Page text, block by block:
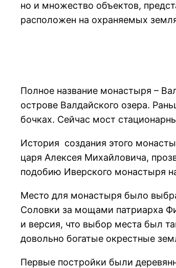
но и множество объектов,
расположен на охраняемых
Полное название монастыря –
острове Валдайского озера.
бочках. Сейчас мост
История создания этого
царя Алексея Михайловича,
подобию Иверского монастыря
Место для монастыря было
Соловки за мощами патриарха
и версия, что выбор места был
довольно богатые окрестные
Первые постройки были